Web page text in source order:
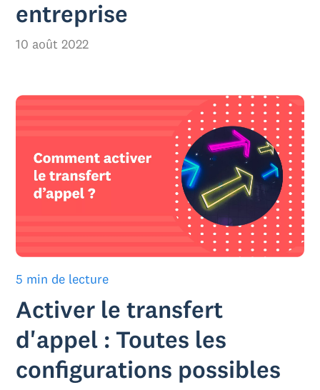
entreprise
10 août 2022
5 min de lecture
Activer le transfert
d'appel : Toutes les
configurations possibles